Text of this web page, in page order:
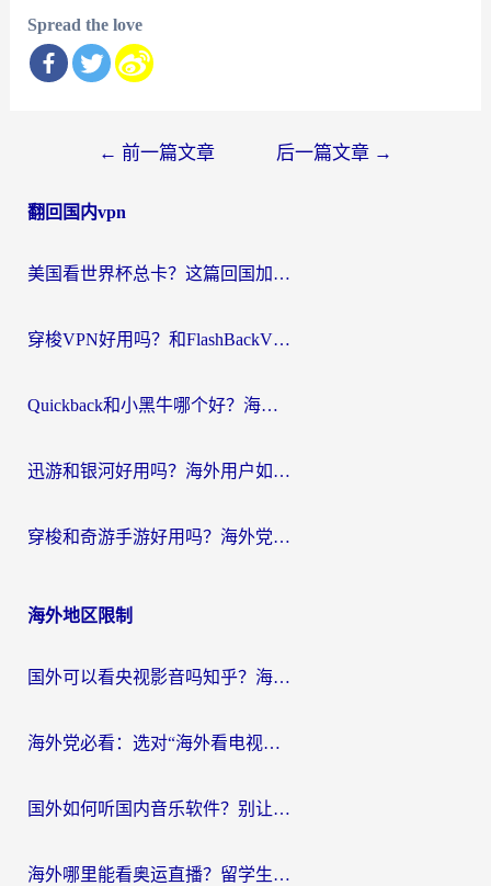
Spread the love
导
← 前一篇文章 后一篇文章 →
翻回国内vpn
美国看世界杯总卡？这篇回国加速器指南帮你无缝刷国内资源（附苹果手机VPN设置步骤）
穿梭VPN好用吗？和FlashBackVPN对比哪个回国效果更好？
Quickback和小黑牛哪个好？海外党亲测指南，选对回国加速器秒回国内
迅游和银河好用吗？海外用户如何选择回国加速器实现无缝访问国内资源
穿梭和奇游手游好用吗？海外党亲测3款回国加速器，附蜜蜂加速器七天试用攻略
海外地区限制
国外可以看央视影音吗知乎？海外党亲测有效的回国加速方案
海外党必看：选对“海外看电视剧软件”，再也不用愁国内剧刷不了
国外如何听国内音乐软件？别让地域限制，断了你的中文歌单
海外哪里能看奥运直播？留学生&海外华人必看的体育赛事观赛终极指南